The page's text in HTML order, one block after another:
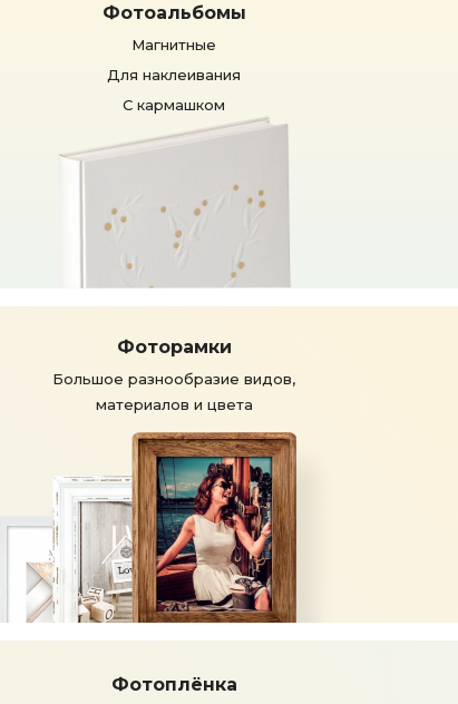
Фотоальбомы
Магнитные
Для наклеивания
С кармашком
Фоторамки
Большое разнообразие видов,
материалов и цвета
Фотоплёнка